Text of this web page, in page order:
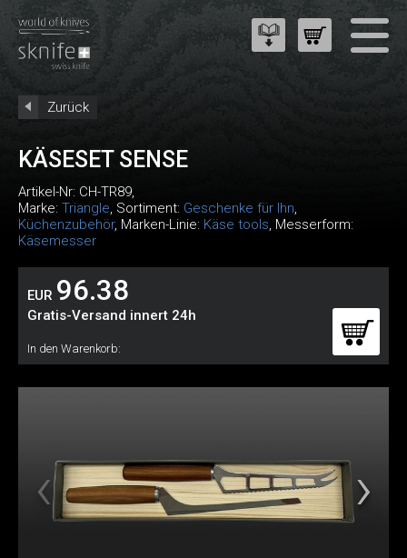
Zurück
KÄSESET SENSE
Artikel-Nr: CH-TR89,
Marke: Triangle, Sortiment: Geschenke für Ihn,
Küchenzubehör, Marken-Linie: Käse tools, Messerform:
Käsemesser
EUR 96.38
Gratis-Versand innert 24h
In den Warenkorb: